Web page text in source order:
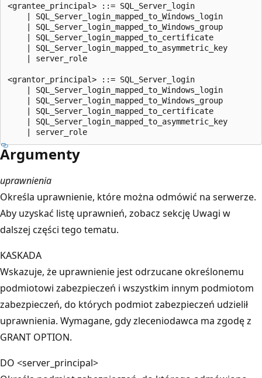
<grantee_principal> ::= SQL_Server_login
    | SQL_Server_login_mapped_to_Windows_login
    | SQL_Server_login_mapped_to_Windows_group
    | SQL_Server_login_mapped_to_certificate
    | SQL_Server_login_mapped_to_asymmetric_key
    | server_role
<grantor_principal> ::= SQL_Server_login
    | SQL_Server_login_mapped_to_Windows_login
    | SQL_Server_login_mapped_to_Windows_group
    | SQL_Server_login_mapped_to_certificate
    | SQL_Server_login_mapped_to_asymmetric_key
Argumenty
uprawnienia
Określa uprawnienie, które można odmówić na serwerze.
Aby uzyskać listę uprawnień, zobacz sekcję Uwagi w
dalszej części tego tematu.
KASKADA
Wskazuje, że uprawnienie jest odrzucane określonemu
podmiotowi zabezpieczeń i wszystkim innym podmiotom
zabezpieczeń, do których podmiot zabezpieczeń udzielił
uprawnienia. Wymagane, gdy zleceniodawca ma zgodę z
GRANT OPTION.
DO <server_principal>